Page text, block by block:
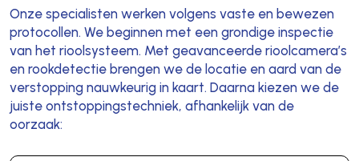
Onze specialisten werken volgens vaste en bewezen
protocollen. We beginnen met een grondige inspectie
van het rioolsysteem. Met geavanceerde rioolcamera’s
en rookdetectie brengen we de locatie en aard van de
verstopping nauwkeurig in kaart. Daarna kiezen we de
juiste ontstoppingstechniek, afhankelijk van de
oorzaak: